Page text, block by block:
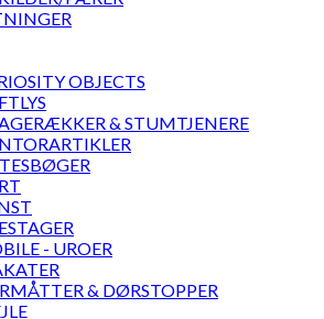
OBJECTS
& STUMTJENERE
- UROER
& DØRSTOPPER